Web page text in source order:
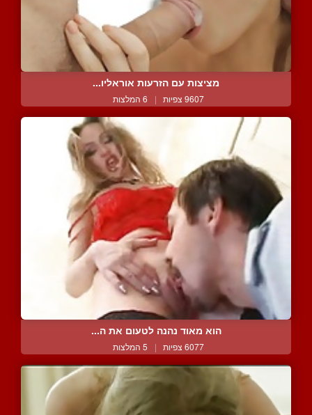
מציצות עם הזרעות אוראליו...
9607 צפיות | 6 המלצות
הוא מאוד נהנה לטעום את ה...
6077 צפיות | 5 המלצות